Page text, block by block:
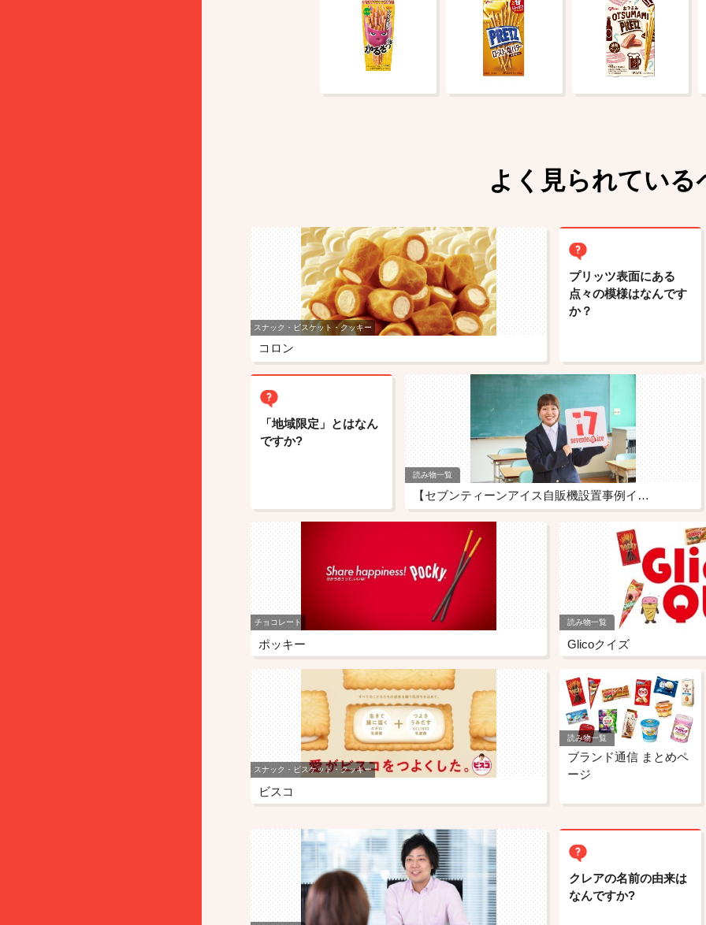
よく見られている
スナック・ビスケット・クッキー
コロン
プリッツ表面にある
点々の模様はなんです
か？
「地域限定」とはなん
ですか?
読み物一覧
【セブンティーンアイス自販機設置事例イ…
チョコレート
ポッキー
スナック・ビスケット・クッキー
ビスコ
読み物一覧
Glicoクイズ
読み物一覧
ブランド通信 まとめペ
ージ
クレアの名前の由来は
なんですか?